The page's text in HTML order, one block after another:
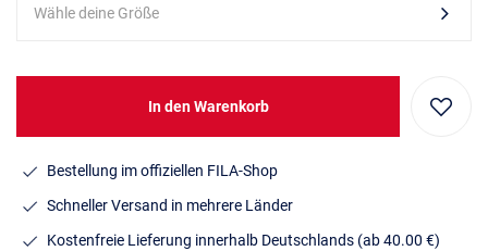
Wähle deine Größe
In den Warenkorb
Bestellung im offiziellen FILA-Shop
Schneller Versand in mehrere Länder
Kostenfreie Lieferung innerhalb Deutschlands (ab 40.00 €)